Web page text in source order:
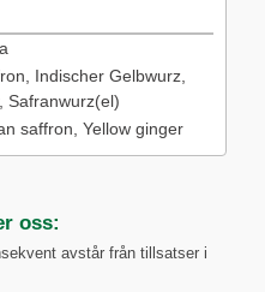
Indischer Gelbwurz,
Safranwurz(el)
saffron, Yellow ginger
oss:
avstår från tillsatser i